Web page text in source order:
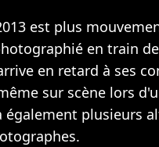
est plus
en train
en retard à ses
sur scène lors
également plusieurs